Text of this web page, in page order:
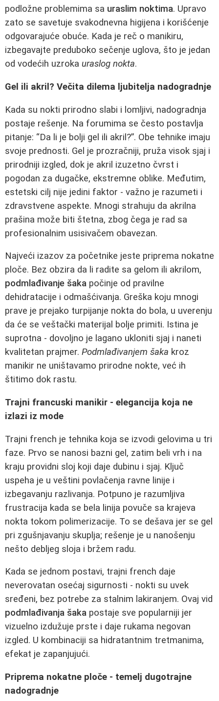
podložne problemima sa uraslim noktima. Upravo
zato se savetuje svakodnevna higijena i korišćenje
odgovarajuće obuće. Kada je reč o manikiru,
izbegavajte preduboko sečenje uglova, što je jedan
od vodećih uzroka uraslog nokta.
Gel ili akril? Večita dilema ljubitelja nadogradnje
Kada su nokti prirodno slabi i lomljivi, nadogradnja
postaje rešenje. Na forumima se često postavlja
pitanje: “Da li je bolji gel ili akril?”. Obe tehnike imaju
svoje prednosti. Gel je prozračniji, pruža visok sjaj i
prirodniji izgled, dok je akril izuzetno čvrst i
pogodan za dugačke, ekstremne oblike. Međutim,
estetski cilj nije jedini faktor - važno je razumeti i
zdravstvene aspekte. Mnogi strahuju da akrilna
prašina može biti štetna, zbog čega je rad sa
profesionalnim usisivačem obavezan.
Najveći izazov za početnike jeste priprema nokatne
ploče. Bez obzira da li radite sa gelom ili akrilom,
podmlađivanje šaka počinje od pravilne
dehidratacije i odmašćivanja. Greška koju mnogi
prave je prejako turpijanje nokta do bola, u uverenju
da će se veštački materijal bolje primiti. Istina je
suprotna - dovoljno je lagano ukloniti sjaj i naneti
kvalitetan prajmer. Podmlađivanjem šaka kroz
manikir ne uništavamo prirodne nokte, već ih
štitimo dok rastu.
Trajni francuski manikir - elegancija koja ne
izlazi iz mode
Trajni french je tehnika koja se izvodi gelovima u tri
faze. Prvo se nanosi bazni gel, zatim beli vrh i na
kraju providni sloj koji daje dubinu i sjaj. Ključ
uspeha je u veštini povlačenja ravne linije i
izbegavanju razlivanja. Potpuno je razumljiva
frustracija kada se bela linija povuče sa krajeva
nokta tokom polimerizacije. To se dešava jer se gel
pri zgušnjavanju skuplja; rešenje je u nanošenju
nešto debljeg sloja i bržem radu.
Kada se jednom postavi, trajni french daje
neverovatan osećaj sigurnosti - nokti su uvek
sređeni, bez potrebe za stalnim lakiranjem. Ovaj vid
podmlađivanja šaka postaje sve popularniji jer
vizuelno izdužuje prste i daje rukama negovan
izgled. U kombinaciji sa hidratantnim tretmanima,
efekat je zapanjujući.
Priprema nokatne ploče - temelj dugotrajne
nadogradnje